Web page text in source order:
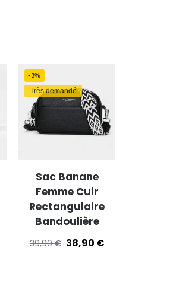
-3%
Très demandé
Sac Banane
Femme Cuir
Rectangulaire
Bandoulière
39,90€ 38,90 €